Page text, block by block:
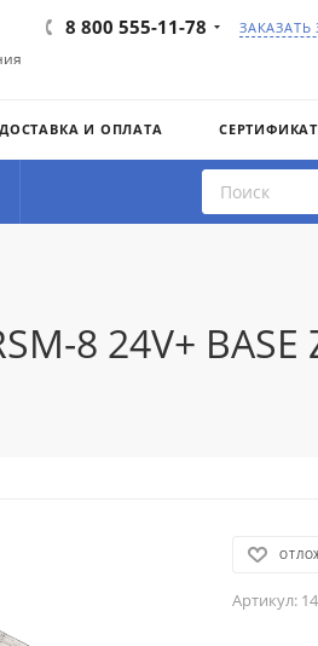
8 800 555-11-78
ДОСТАВКА И ОПЛАТА
8 24V+
Артикул: